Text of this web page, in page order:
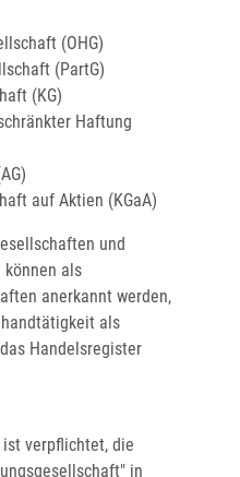
(OHG)
(PartG)
(KG)
Haftung
auf Aktien (KGaA)
und
als
anerkannt werden,
als
Handelsregister
verpflichtet, die
in